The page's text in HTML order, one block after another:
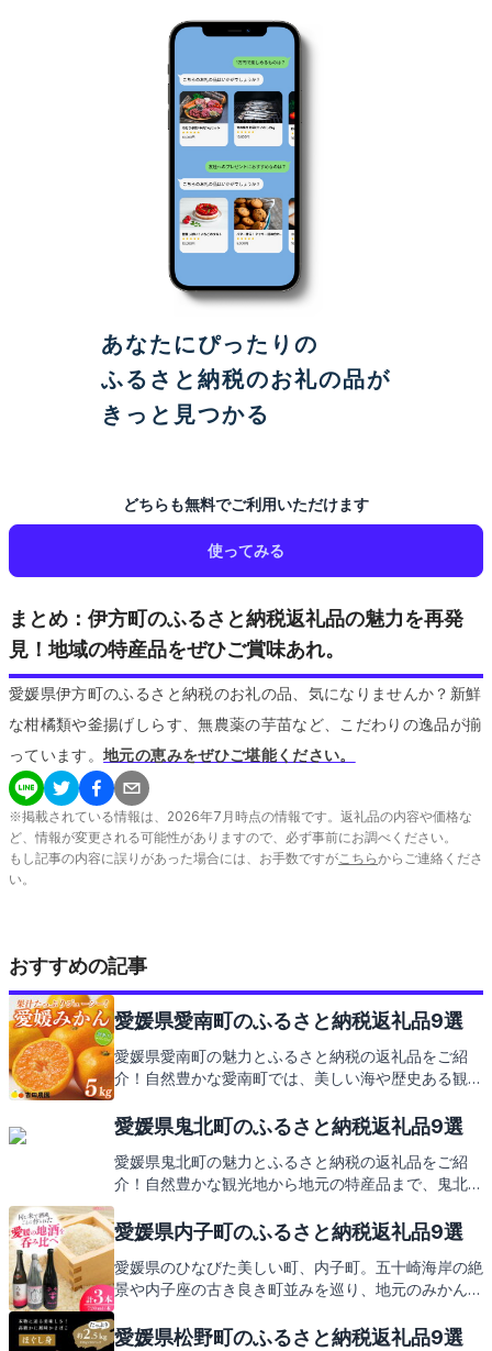
あなたにぴったりの
ふるさと納税のお礼の品が
きっと見つかる
どちらも無料でご利用いただけます
使ってみる
まとめ：伊方町のふるさと納税返礼品の魅力を再発
見！地域の特産品をぜひご賞味あれ。
愛媛県伊方町のふるさと納税のお礼の品、気になりませんか？新鮮
な柑橘類や釜揚げしらす、無農薬の芋苗など、こだわりの逸品が揃
っています。地元の恵みをぜひご堪能ください。
※掲載されている情報は、 2026年7 月時点の情報です。返礼品の内容や価格な
ど、情報が変更される可能性がありますので、必ず事前にお調べください。
もし記事の内容に誤りがあった場合には、お手数ですがこちらからご連絡くださ
い。
おすすめの記事
愛媛県愛南町のふるさと納税返礼品9選
愛媛県愛南町の魅力とふるさと納税の返礼品をご紹
介！自然豊かな愛南町では、美しい海や歴史ある観光
きるふるさと納税の返礼品にも注目です。次は愛南町
愛媛県鬼北町のふるさと納税返礼品9選
愛媛県鬼北町の魅力とふるさと納税の返礼品をご紹
介！自然豊かな観光地から地元の特産品まで、鬼北町
愛媛県内子町のふるさと納税返礼品9選
愛媛県のひなびた美しい町、内子町。五十崎海岸の絶
景や内子座の古き良き町並みを巡り、地元のみかんや
の返礼品も、内子町ならではの心温まる逸品が満載で
愛媛県松野町のふるさと納税返礼品9選